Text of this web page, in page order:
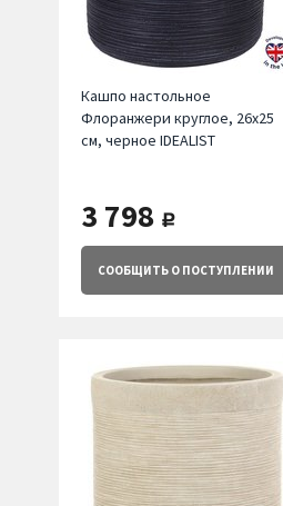
Кашпо настольное
Флоранжери круглое, 26х25
см, черное IDEALIST
3 798 руб.
СООБЩИТЬ О ПОСТУПЛЕНИИ